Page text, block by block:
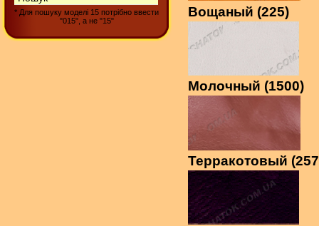
* Для пошуку моделі 15 потрібно ввести
"015", а не "15"
Вощаный (225)
Молочный (1500)
Терракотовый